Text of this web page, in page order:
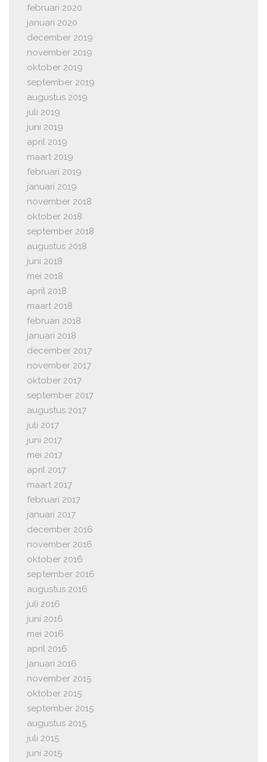
februari 2020
januari 2020
december 2019
november 2019
oktober 2019
september 2019
augustus 2019
juli 2019
juni 2019
april 2019
maart 2019
februari 2019
januari 2019
november 2018
oktober 2018
september 2018
augustus 2018
juni 2018
mei 2018
april 2018
maart 2018
februari 2018
januari 2018
december 2017
november 2017
oktober 2017
september 2017
augustus 2017
juli 2017
juni 2017
mei 2017
april 2017
maart 2017
februari 2017
januari 2017
december 2016
november 2016
oktober 2016
september 2016
augustus 2016
juli 2016
juni 2016
mei 2016
april 2016
januari 2016
november 2015
oktober 2015
september 2015
augustus 2015
juli 2015
juni 2015